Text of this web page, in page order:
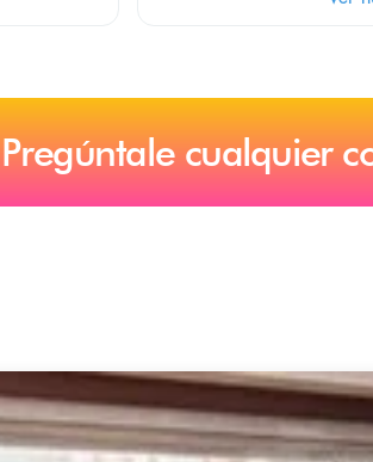
Pregúntale cualquier